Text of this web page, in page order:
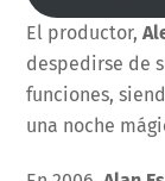
El productor,
despedirse de
funciones,
una noche